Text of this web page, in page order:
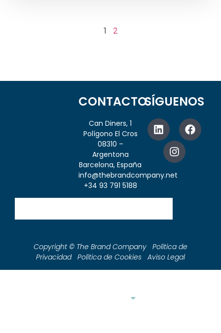
1 2
CONTACTO
Can Diners, 1
Polígono El Cros
08310 –
Argentona
Barcelona, España
info@thebrandcompany.net
+34 93 791 5188
SÍGUENOS
Copyright © The Brand Company Política de
Privacidad Política de Cookies Aviso Legal